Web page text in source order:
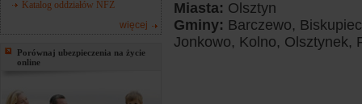
Katalog oddziałów NFZ
więcej
Porównaj ubezpieczenia na życie
online
Miasta: Olsztyn
Gminy: Barczewo,
Jonkowo, Kolno, Olsztynek,